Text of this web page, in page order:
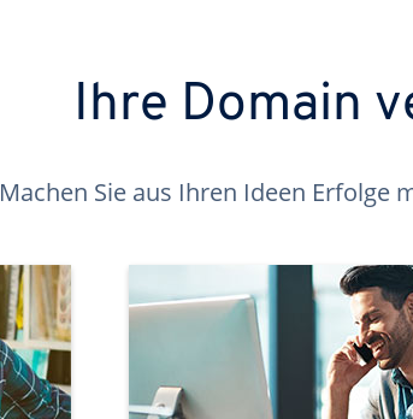
Ihre Domain
Machen Sie aus Ihren Ideen Erfolge